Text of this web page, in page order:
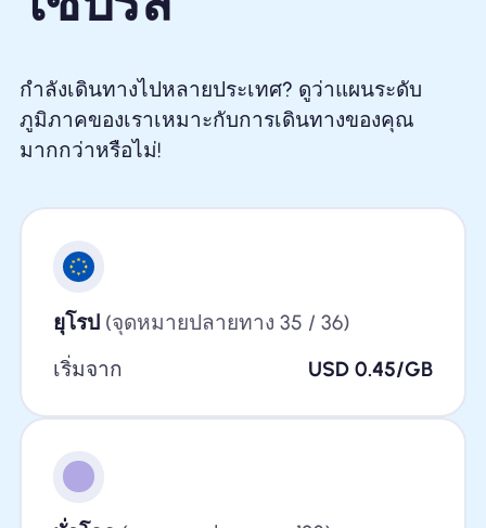
กำลังเดินทางไปหลายประเทศ? ดูว่าแผนระดับ
ภูมิภาคของเราเหมาะกับการเดินทางของคุณ
มากกว่าหรือไม่!
ยุโรป(จุดหมายปลายทาง 35 / 36)
เริ่มจาก
USD 0.45/GB